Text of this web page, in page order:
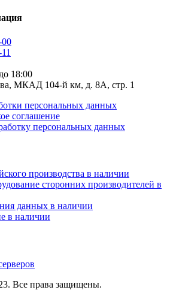
00
18:00
МКАД 104-й км, д. 8А, стр. 1
персональных данных
соглашение
персональных данных
производства в наличии
сторонних производителей в
данных в наличии
в наличии
Все права защищены.